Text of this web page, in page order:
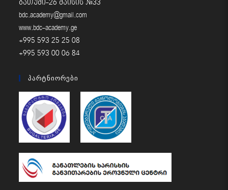
ბათუმი-26 მაისის #33
bdc.academy@gmail.com
www.bdc-academy.ge
+995 593 25 25 08
+995 593 00 06 84
Პარტნიორები